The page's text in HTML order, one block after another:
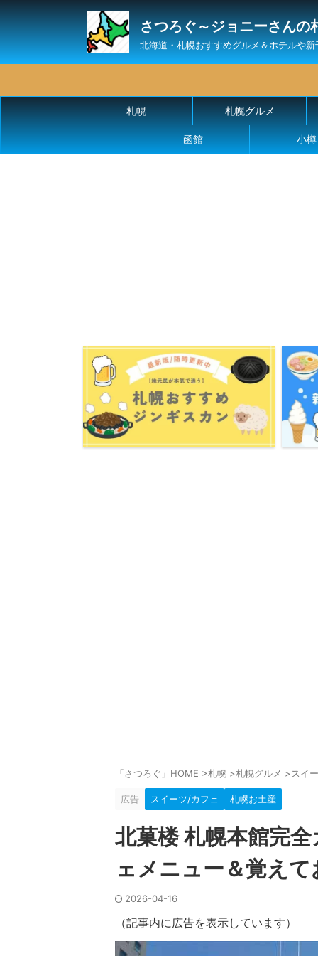
さつろぐ～ジョニーさんの
北海道・札幌おすすめグルメ＆ホテルや
札幌 札幌グルメ
函館 小樽
「さつろぐ」HOME >札幌 >札幌グルメ >スイ
広告 スイーツ/カフェ 札幌お土産
北菓楼 札幌本館完
ェメニュー＆覚え
2026-04-16
（記事内に広告を表示しています）